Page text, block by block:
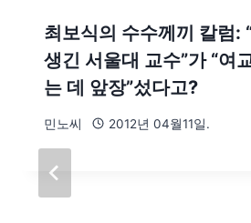
최보식의 수수께끼 칼럼:
생긴 서울대 교수”가 “여
는 데 앞장”섰다고?
민노씨 2012년 04월11일.